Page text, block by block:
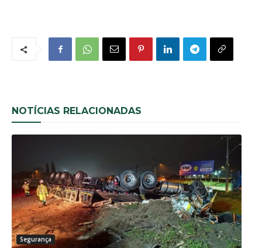
NOTÍCIAS RELACIONADAS
Segurança